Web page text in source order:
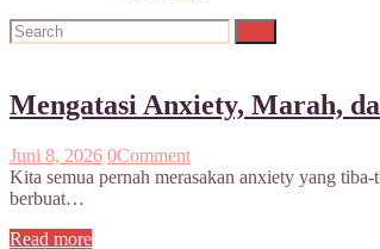
Mengatasi Anxiety, Marah,
Juni 8, 2026 0Comment
Kita semua pernah merasakan anxiety yang
berbuat…
Read more